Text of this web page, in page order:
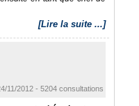
[Lire la suite ...]
11/2012 - 5204 consultations